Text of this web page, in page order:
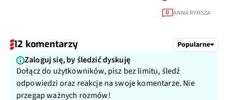
0 ANNA RYMSZA
12 komentarzy Popularne
Zaloguj się, by śledzić dyskuję
Dołącz do użytkowników, pisz bez limitu, śledź
odpowiedzi oraz reakcje na swoje komentarze. Nie
przegap ważnych rozmów!